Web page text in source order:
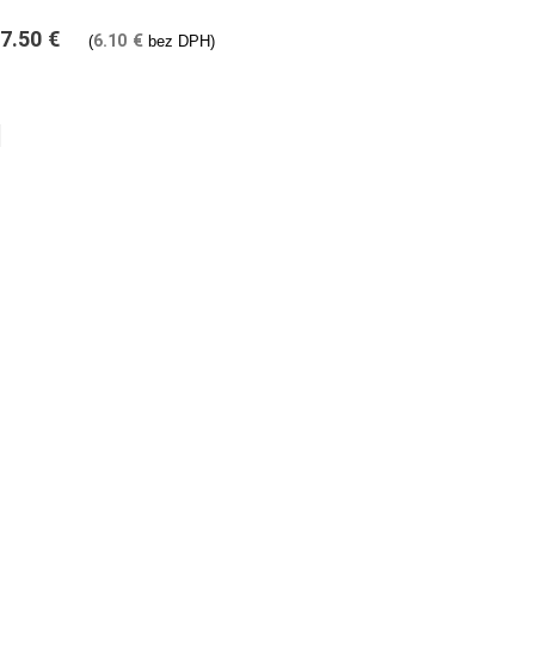
7.50 € (6.10 € bez DPH)